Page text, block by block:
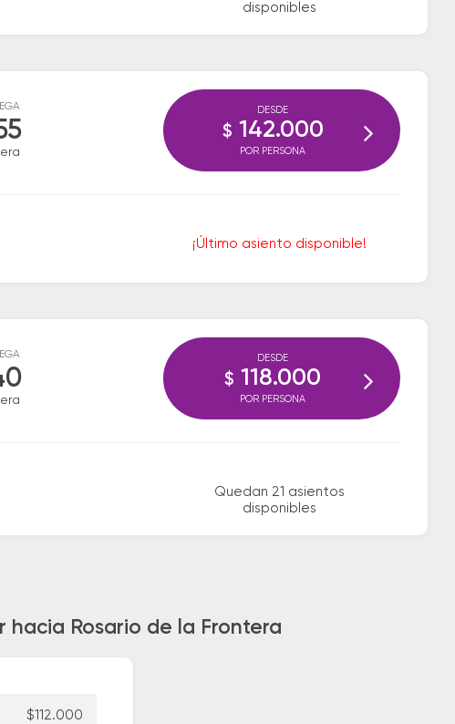
disponibles
¡Último asiento disponible!
DESDE
$ 142.000
POR PERSONA
Quedan 21 asientos
disponibles
DESDE
$ 118.000
POR PERSONA
hacia Rosario de la Frontera
$112.000